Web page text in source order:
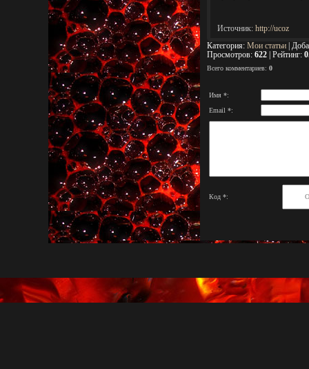
Источник: http://ucoz
Категория: Мои статьи
Просмотров: 622 Рейтинг:
Всего комментариев: 0
Имя *:
Email *:
Код *: